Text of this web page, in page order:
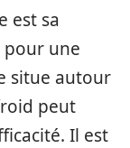
est sa
une
situe autour
peut
Il est